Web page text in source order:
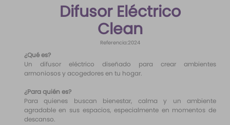
Difusor Eléctrico
Clean
Referencia:2024
¿Qué es?
Un difusor eléctrico diseñado para crear ambientes
armoniosos y acogedores en tu hogar.
¿Para quién es?
Para quienes buscan bienestar, calma y un ambiente
agradable en sus espacios, especialmente en momentos de
descanso.
paris hilton